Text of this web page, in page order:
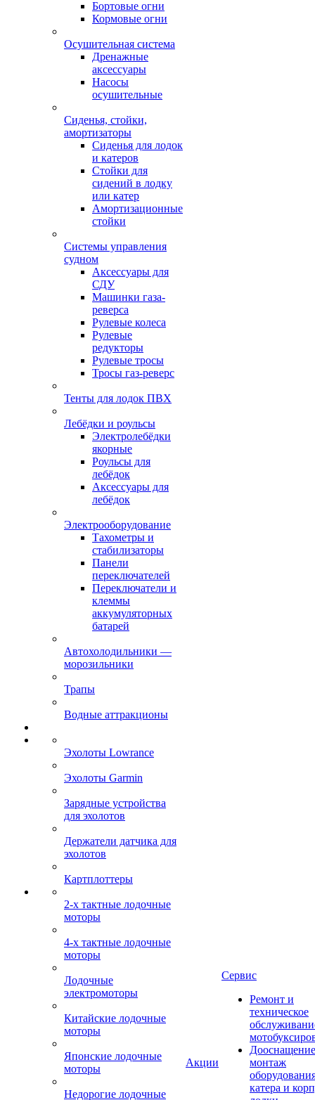
Бортовые огни
Кормовые огни
Осушительная система
Дренажные
аксессуары
Насосы
осушительные
Сиденья, стойки,
амортизаторы
Сиденья для лодок
и катеров
Стойки для
сидений в лодку
или катер
Амортизационные
стойки
Системы управления
судном
Аксессуары для
СДУ
Машинки газа-
реверса
Рулевые колеса
Рулевые
редукторы
Рулевые тросы
Тросы газ-реверс
Тенты для лодок ПВХ
Лебёдки и роульсы
Электролебёдки
якорные
Роульсы для
лебёдок
Аксессуары для
лебёдок
Электрооборудование
Тахометры и
стабилизаторы
Панели
переключателей
Переключатели и
клеммы
аккумуляторных
батарей
Автохолодильники —
морозильники
Трапы
Водные аттракционы
Эхолоты Lowrance
Эхолоты Garmin
Зарядные устройства
для эхолотов
Держатели датчика для
эхолотов
Картплоттеры
2-х тактные лодочные
моторы
4-х тактные лодочные
моторы
Лодочные
электромоторы
Китайские лодочные
моторы
Японские лодочные
моторы
Недорогие лодочные
Акции
Сервис
Ремонт и
техническое
монтаж
катера и